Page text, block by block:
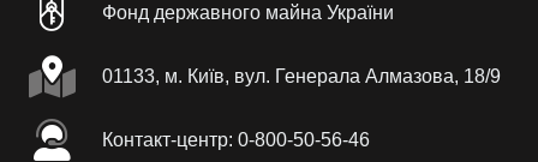
Фонд державного майна України
01133, м. Київ, вул. Генерала Алмазова, 18/9
Контакт-центр: 0-800-50-56-46